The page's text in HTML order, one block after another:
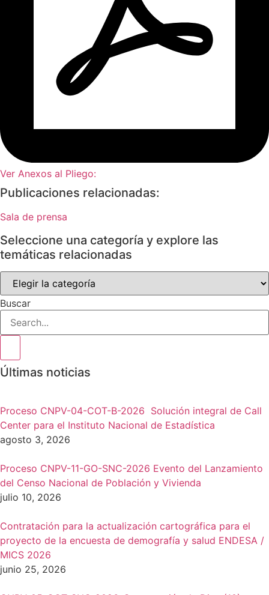
Ver Anexos al Pliego:
Publicaciones relacionadas:
Sala de prensa
Seleccione una categoría y explore las
temáticas relacionadas
Seleccione
una
categoría
y
explore
las
temáticas
Buscar
Últimas noticias
Proceso CNPV-04-COT-B-2026 Solución integral de Call
Center para el Instituto Nacional de Estadística
agosto 3, 2026
Proceso CNPV-11-GO-SNC-2026 Evento del Lanzamiento
del Censo Nacional de Población y Vivienda
julio 10, 2026
Contratación para la actualización cartográfica para el
proyecto de la encuesta de demografía y salud ENDESA /
MICS 2026
junio 25, 2026